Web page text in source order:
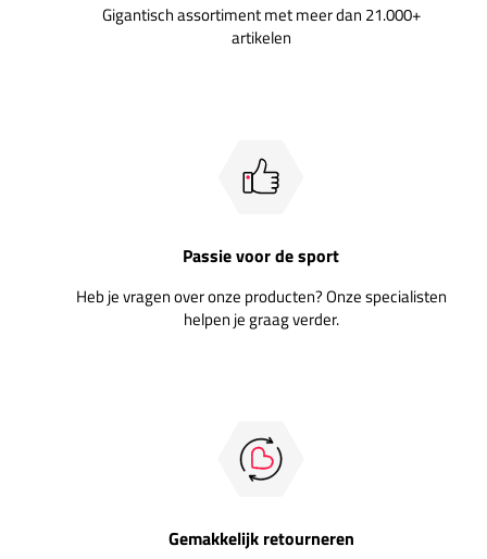
Gigantisch assortiment met meer dan 21.000+
artikelen
Passie voor de sport
Heb je vragen over onze producten? Onze specialisten
helpen je graag verder.
Gemakkelijk retourneren